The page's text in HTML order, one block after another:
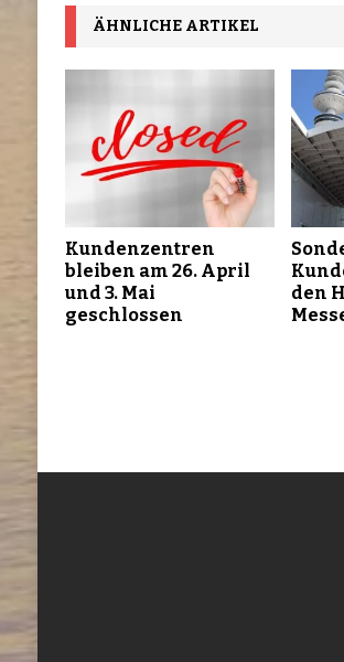
ÄHNLICHE ARTIKEL
Kundenzentren
bleiben am 26. April
und 3. Mai
geschlossen
den